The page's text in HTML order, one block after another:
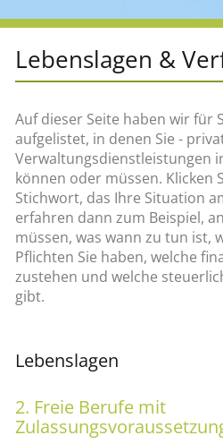
Lebenslagen &
Auf dieser Seite haben wir für
aufgelistet, in denen Sie -
Verwaltungsdienstleistungen
können oder müssen. Klicken
Stichwort, das Ihre Situation
erfahren dann zum Beispiel,
müssen, was wann zu tun ist,
Pflichten Sie haben, welche
zustehen und welche
gibt.
Lebenslagen
2. Freie Berufe mit